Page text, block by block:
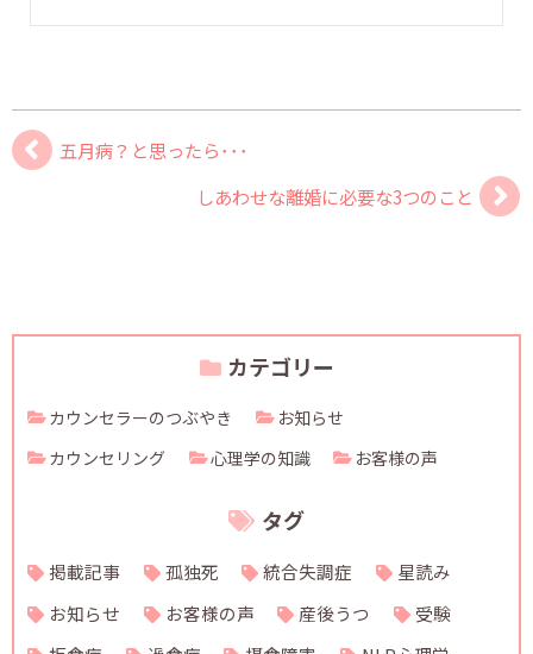
五月病？と思ったら･･･
しあわせな離婚に必要な3つのこと
カテゴリー
カウンセラーのつぶやき
お知らせ
カウンセリング
心理学の知識 お客様の声
タグ
掲載記事 孤独死 統合失調症
星読み
お知らせ
お客様の声 産後うつ
受験